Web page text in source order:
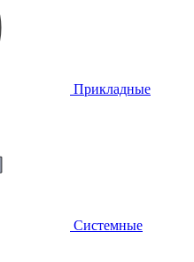
Прикладные
Системные